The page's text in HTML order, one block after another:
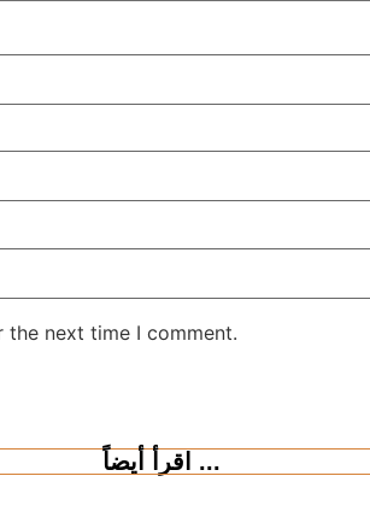
the next time I comment.
اقرأ أيضاً ...